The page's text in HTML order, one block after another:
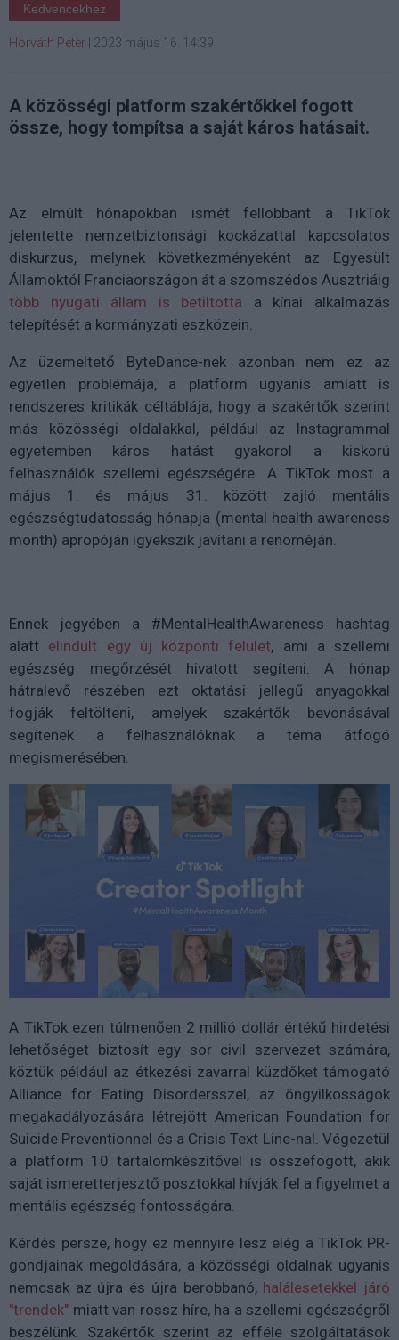
Kedvencekhez
Horváth Péter 2023 május 16. 14:39
A közösségi platform szakértőkkel fogott
össze, hogy tompítsa a saját káros hatásait.
Az elmúlt hónapokban ismét fellobbant a TikTok
jelentette nemzetbiztonsági kockázattal kapcsolatos
diskurzus, melynek következményeként az Egyesült
Államoktól Franciaországon át a szomszédos Ausztriáig
több nyugati állam is betiltotta a kínai alkalmazás
telepítését a kormányzati eszközein.
Az üzemeltető ByteDance-nek azonban nem ez az
egyetlen problémája, a platform ugyanis amiatt is
rendszeres kritikák céltáblája, hogy a szakértők szerint
más közösségi oldalakkal, például az Instagrammal
egyetemben káros hatást gyakorol a kiskorú
felhasználók szellemi egészségére. A TikTok most a
május 1. és május 31. között zajló mentális
egészségtudatosság hónapja (mental health awareness
month) apropóján igyekszik javítani a renoméján.
Ennek jegyében a #MentalHealthAwareness hashtag
alatt elindult egy új központi felület, ami a szellemi
egészség megőrzését hivatott segíteni. A hónap
hátralevő részében ezt oktatási jellegű anyagokkal
fogják feltölteni, amelyek szakértők bevonásával
segítenek a felhasználóknak a téma átfogó
megismerésében.
A TikTok ezen túlmenően 2 millió dollár értékű hirdetési
lehetőséget biztosít egy sor civil szervezet számára,
köztük például az étkezési zavarral küzdőket támogató
Alliance for Eating Disordersszel, az öngyilkosságok
megakadályozására létrejött American Foundation for
Suicide Preventionnel és a Crisis Text Line-nal. Végezetül
a platform 10 tartalomkészítővel is összefogott, akik
saját ismeretterjesztő posztokkal hívják fel a figyelmet a
mentális egészség fontosságára.
Kérdés persze, hogy ez mennyire lesz elég a TikTok PR-
gondjainak megoldására, a közösségi oldalnak ugyanis
nemcsak az újra és újra berobbanó, halálesetekkel járó
"trendek" miatt van rossz híre, ha a szellemi egészségről
beszélünk. Szakértők szerint az efféle szolgáltatások